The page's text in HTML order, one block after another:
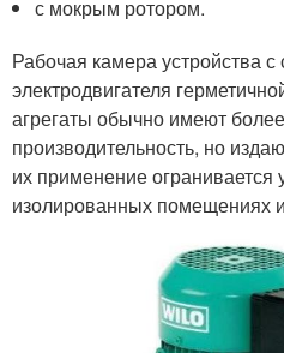
с мокрым ротором.
Рабочая камера устройства
электродвигателя
агрегаты обычно имеют
производительность, но
их применение огранивается
изолированных помещениях